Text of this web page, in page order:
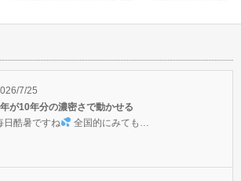
体は正直にできている♪オーラ
サロ
7/25
が10年分の濃密さで動かせる
日酷暑ですね
全国的にみても…